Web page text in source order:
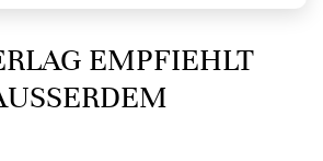
EMPFIEHLT